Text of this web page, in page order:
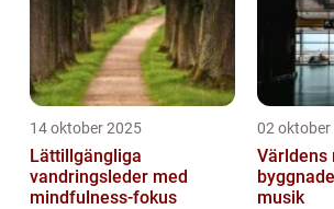
14 oktober 2025
Lättillgängliga
vandringsleder med
mindfulness-fokus
02 oktober
Världens
musik